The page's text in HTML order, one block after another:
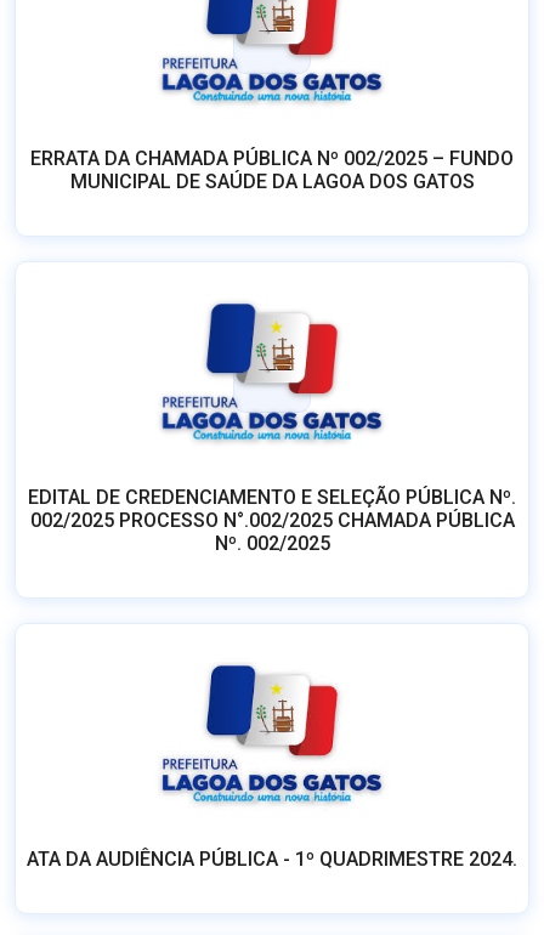
ERRATA DA CHAMADA PÚBLICA Nº 002/2025 – FUNDO
MUNICIPAL DE SAÚDE DA LAGOA DOS GATOS
EDITAL DE CREDENCIAMENTO E SELEÇÃO PÚBLICA Nº.
002/2025 PROCESSO N°.002/2025 CHAMADA PÚBLICA
Nº. 002/2025
ATA DA AUDIÊNCIA PÚBLICA - 1º QUADRIMESTRE 2024.